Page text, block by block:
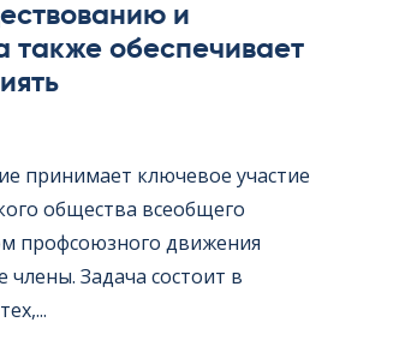
и
также обеспечивает
принимает ключевое участие
общества всеобщего
профсоюзного движения
члены. Задача состоит в